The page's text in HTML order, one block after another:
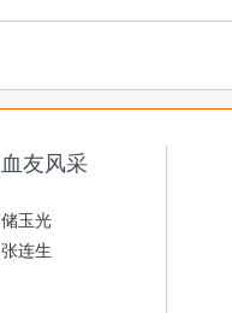
血友风采
储玉光
张连生